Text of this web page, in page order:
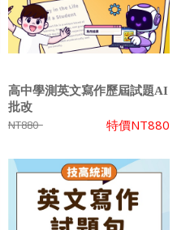
高中學測英文寫作歷屆試題AI
批改
NT880 特價NT880